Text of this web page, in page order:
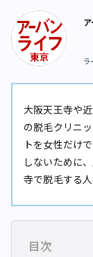
ラ
大阪天王寺や
の脱毛クリニ
トを女性だけ
しないために
寺で脱毛する
目次